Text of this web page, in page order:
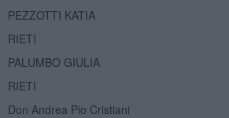
PEZZOTTI KATIA
RIETI
PALUMBO GIULIA
RIETI
Don Andrea Pio Cristiani